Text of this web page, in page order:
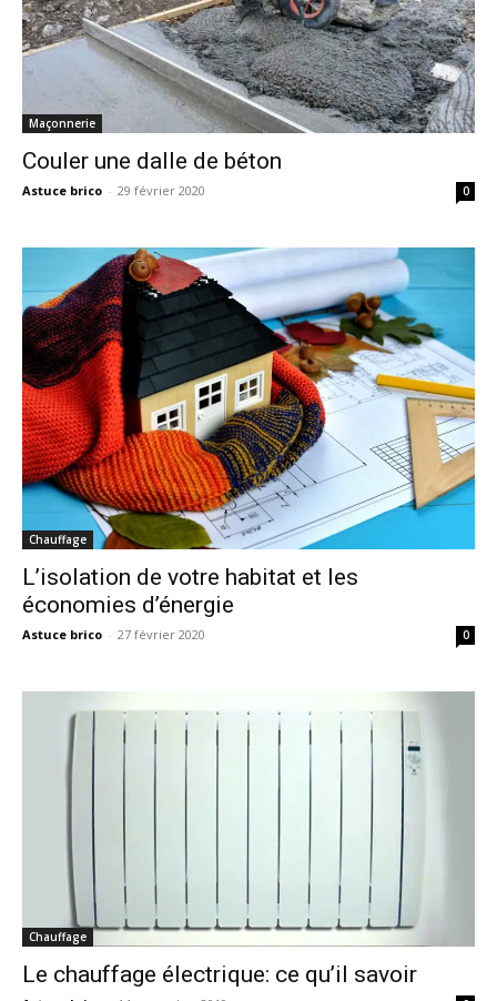
Maçonnerie
Couler une dalle de béton
Astuce brico - 29 février 2020 0
Chauffage
L’isolation de votre habitat et les
économies d’énergie
Astuce brico - 27 février 2020 0
Chauffage
Le chauffage électrique: ce qu’il savoir